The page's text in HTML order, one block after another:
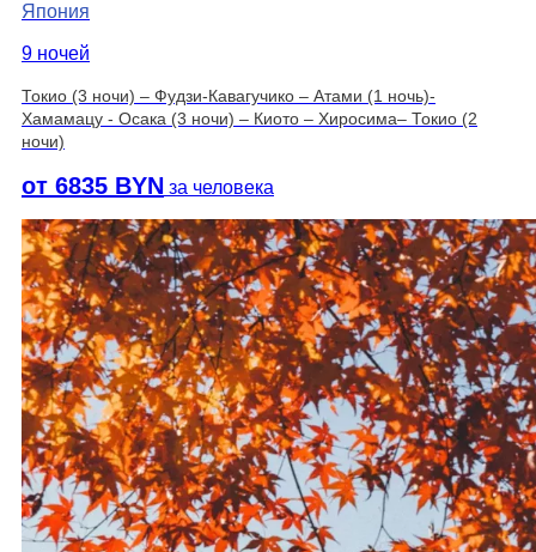
Япония
9 ночей
Токио (3 ночи) – Фудзи-Кавагучико – Атами (1 ночь)-
Хамамацу - Осака (3 ночи) – Киото – Хиросима– Токио (2
ночи)
от 6835 BYN за человека